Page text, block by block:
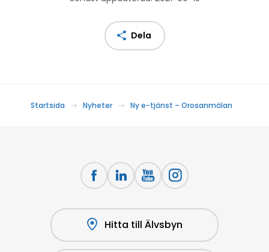
Dela
Startsida Nyheter Ny e-tjänst – Orosanmälan
Hitta till Älvsbyn